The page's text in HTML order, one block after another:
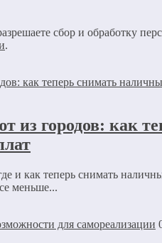
сбор и обработку
.
из городов: как
и как теперь снимать
меньше...